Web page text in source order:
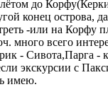
до
конец острова,
-или на Корфу
много всего
- Сивота,Парга -
экскурсии с
имею.